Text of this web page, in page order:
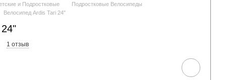
и Подростковые
Подростковые Велосипеды
Велосипед Ardis Tari 24"
1 отзыв